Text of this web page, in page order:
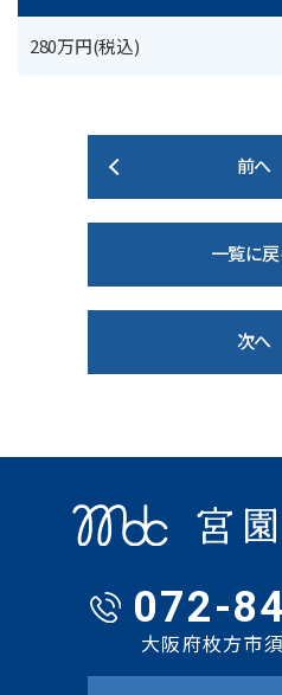
280万円(税込)
前へ
一覧に
次へ
072-
大阪府枚方市